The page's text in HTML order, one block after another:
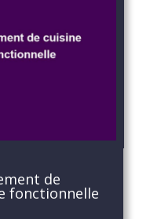
de
fonctionnelle